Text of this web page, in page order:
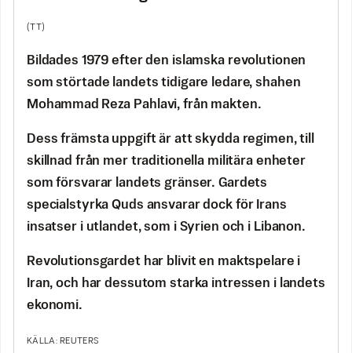
(TT)
Bildades 1979 efter den islamska revolutionen
som störtade landets tidigare ledare, shahen
Mohammad Reza Pahlavi, från makten.
Dess främsta uppgift är att skydda regimen, till
skillnad från mer traditionella militära enheter
som försvarar landets gränser. Gardets
specialstyrka Quds ansvarar dock för Irans
insatser i utlandet, som i Syrien och i Libanon.
Revolutionsgardet har blivit en maktspelare i
Iran, och har dessutom starka intressen i landets
ekonomi.
KÄLLA: REUTERS